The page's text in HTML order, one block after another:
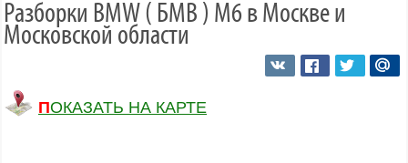
Разборки BMW ( БМВ ) M6 в Москве и
Московской области
ПОКАЗАТЬ НА КАРТЕ